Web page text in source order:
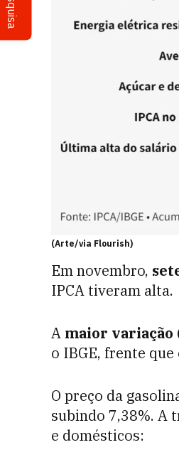
(Arte/via Flourish)
Em novembro,
IPCA tiveram alta.
A maior variação
o IBGE, frente
O preço da
subindo 7,38%. A
e domésticos: